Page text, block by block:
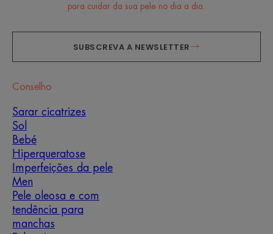
para cuidar da sua pele no dia a dia.
SUBSCREVA A NEWSLETTER
Conselho
Sarar cicatrizes
Sol
Bebé
Hiperqueratose
Imperfeições da pele
Men
Pele oleosa e com
tendência para
manchas